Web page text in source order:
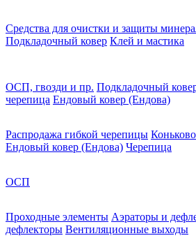
Средства для очистки и защиты
Подкладочный ковер Клей и мастика
ОСП, гвозди и пр. Подкладочный
черепица Ендовый ковер (Ендова)
Распродажа гибкой черепицы
Ендовый ковер (Ендова) Черепица
ОСП
Проходные элементы Аэраторы и
дефлекторы Вентиляционные выходы